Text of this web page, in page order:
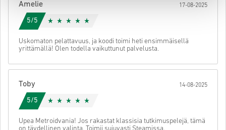
käyttöön.
Amelie 17-08-2025
5/5
Uskomaton pelattavuus, ja koodi toimi heti ensimmäisellä
yrittämällä! Olen todella vaikuttunut palvelusta.
Toby 14-08-2025
5/5
Upea Metroidvania! Jos rakastat klassisia tutkimuspelejä, tämä